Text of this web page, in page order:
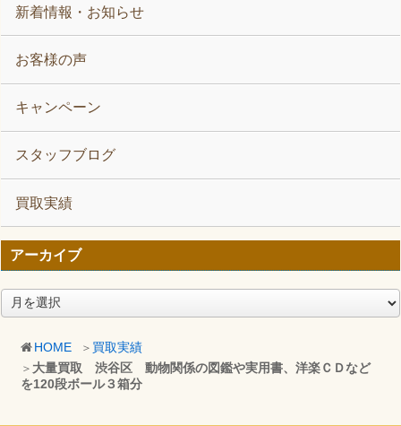
HOME
買取実績
大量買取 渋谷区 動物関係の図鑑や実用書、洋楽ＣＤなど
を120段ボール３箱分
新着情報・お知らせ
お客様の声
キャンペーン
スタッフブログ
買取実績
アーカイブ
ア
ー